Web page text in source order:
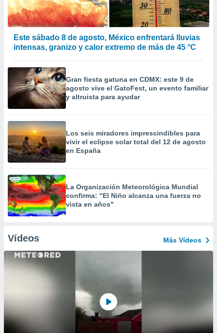
Este sábado 8 de agosto, México enfrentará lluvias
intensas, granizo y calor extremo de más de 45 °C
Gran fiesta gatuna en CDMX: este 9 de
agosto vive el GatoFest, un evento familiar
y altruista para ayudar
Los seis miradores imprescindibles para
vivir el eclipse solar total del 12 de agosto
en España
La Organización Meteorológica Mundial
confirma: "El Niño alcanza una fuerza no
vista en años"
Vídeos Más Vídeos